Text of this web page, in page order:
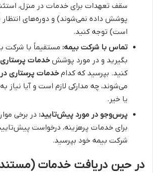
سقف تعهدات برای خدمات در منزل،
پوشش داده نمی‌شوند) و دوره‌های انتظار
است) توجه کنید.
تماس با شرکت بیمه: مستقیماً با شرکت
بگیرید و در مورد پوشش خدمات پرستاری
کنید. بپرسید که کدام خدمات پرستاری
می‌شوند، چه مدارکی لازم است و آیا نیاز
یا خیر.
پرس‌وجو در مورد پیش‌تایید: در برخی
برای خدمات پرهزینه، درخواست پیش‌تایید
شرکت بیمه خود بپرسید.
در حین دریافت خدمات